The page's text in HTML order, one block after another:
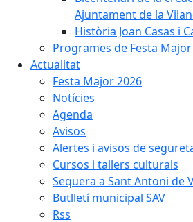
Ajuntament de la
Història Joan Casas i
Programes de Festa Major
Actualitat
Festa Major 2026
Notícies
Agenda
Avisos
Alertes i avisos de
Cursos i tallers culturals
Sequera a Sant Antoni de
Butlletí municipal SAV
Rss